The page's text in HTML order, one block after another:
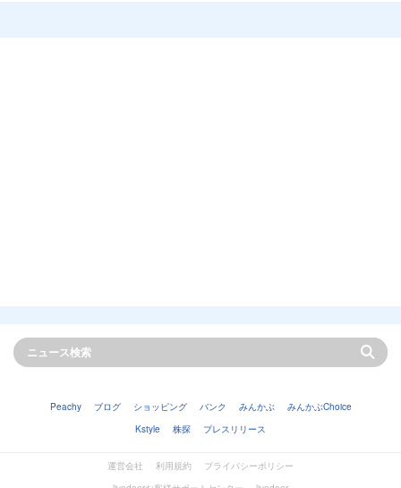
Peachy ブログ ショッピング バンク みんかぶ
みんかぶChoice
Kstyle
株探 プレスリリース
運営会社 利用規約
プライバシーポリシー